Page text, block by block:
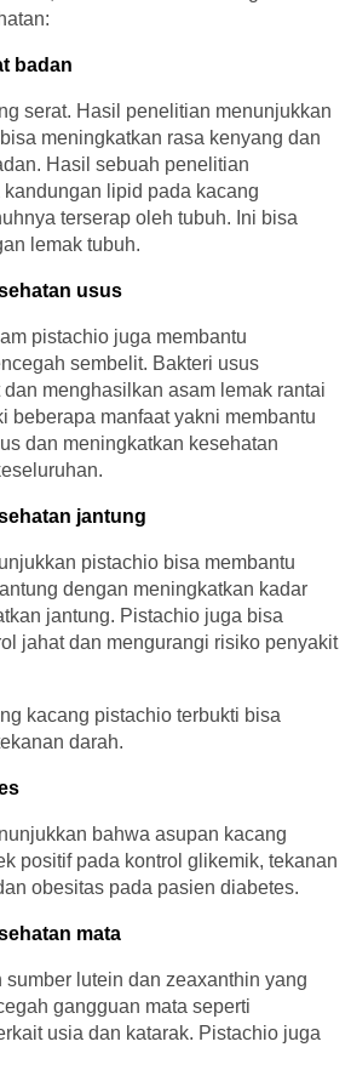
badan
serat. Hasil penelitian menunjukkan
meningkatkan rasa kenyang dan
Hasil sebuah penelitian
lipid pada kacang
terserap oleh tubuh. Ini bisa
lemak tubuh.
usus
pistachio juga membantu
sembelit. Bakteri usus
menghasilkan asam lemak rantai
beberapa manfaat yakni membantu
dan meningkatkan kesehatan
jantung
pistachio bisa membantu
dengan meningkatkan kadar
jantung. Pistachio juga bisa
jahat dan mengurangi risiko penyakit
kacang pistachio terbukti bisa
darah.
bahwa asupan kacang
positif pada kontrol glikemik, tekanan
obesitas pada pasien diabetes.
mata
sumber lutein dan zeaxanthin yang
gangguan mata seperti
usia dan katarak. Pistachio juga